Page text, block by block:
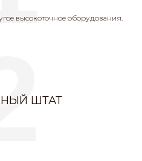
высокоточное оборудования.
ШТАТ